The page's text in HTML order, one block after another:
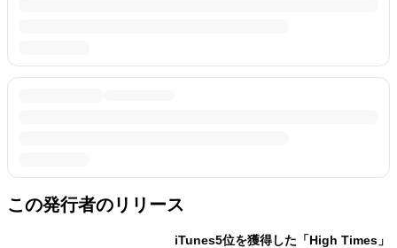
この発行者のリリース
iTunes5位を獲得した「High Times」